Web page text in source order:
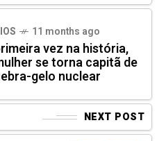
11 months ago
vez na história,
se torna capitã de
gelo nuclear
NEXT POST